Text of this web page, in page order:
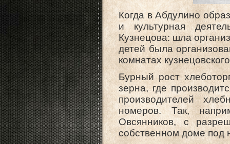
Когда в Абдулино
и культурная
Кузнецова: шла
детей была
комнатах
Бурный рост
зерна, где
производителей
номеров. Так,
Овсянников, с
собственном доме под